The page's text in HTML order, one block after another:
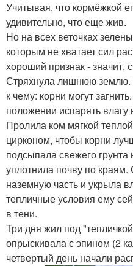
Учитывая, что кормёжкой
удивительно, что еще жив.
Но на всех веточках
которым не хватает сил
хороший признак - значит,
Стряхнула лишнюю землю.
к чему: корни могут
положении испарять влагу
Пролила ком мягкой
цирконом, чтобы корни
подсыпала свежего
уплотнила почву по
наземную часть и укрыла
тепличные условия ему
в тени.
Три дня жил под
опрыскивала с эпином (2
четвертый день начали